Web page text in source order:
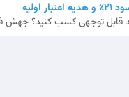
قابل توجهی کسب کنید؟